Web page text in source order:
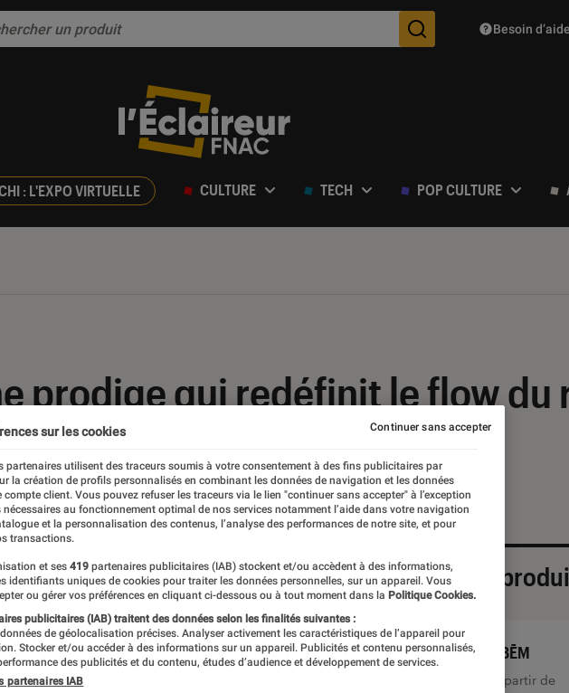
Des suggestions de
Besoin d’aide
: L'EXPO VIRTUELLE CULTURE TECH POP CULTURE
prodige qui redéfinit le flow du
Sélection de
ÉBĒM
À partir de
sur les cookies
partenaires utilisent des traceurs soumis à votre consentement à des fins publicitaires par
la création de profils personnalisés en combinant les données de navigation et les données
compte client. Vous pouvez refuser les traceurs via le lien "continuer sans accepter" à l’exception
nécessaires au fonctionnement optimal de nos services notamment l’aide dans votre navigation
et la personnalisation des contenus, l’analyse des performances de notre site, et pour
transactions.
et ses 419 partenaires publicitaires (IAB) stockent et/ou accèdent à des informations,
identifiants uniques de cookies pour traiter les données personnelles, sur un appareil. Vous
ou gérer vos préférences en cliquant ci-dessous ou à tout moment dans la Politique Cookies.
publicitaires (IAB) traitent des données selon les finalités suivantes :
de géolocalisation précises. Analyser activement les caractéristiques de l’appareil pour
Stocker et/ou accéder à des informations sur un appareil. Publicités et contenu personnalisés,
des publicités et du contenu, études d’audience et développement de services.
partenaires IAB
Continuer sans accepter